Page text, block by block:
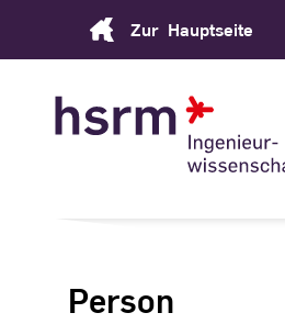
Zur Hauptseite
Person